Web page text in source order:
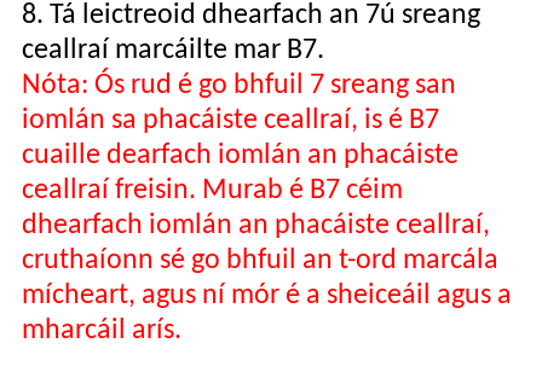
8. Tá leictreoid dhearfach an 7ú sreang
ceallraí marcáilte mar B7.
Nóta: Ós rud é go bhfuil 7 sreang san
iomlán sa phacáiste ceallraí, is é B7
cuaille dearfach iomlán an phacáiste
ceallraí freisin. Murab é B7 céim
dhearfach iomlán an phacáiste ceallraí,
cruthaíonn sé go bhfuil an t-ord marcála
mícheart, agus ní mór é a sheiceáil agus a
mharcáil arís.